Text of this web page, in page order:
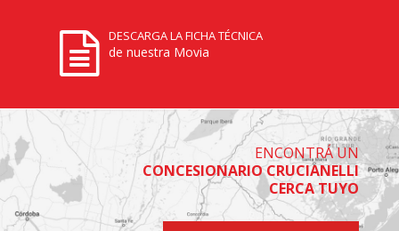
DESCARGA LA FICHA TÉCNICA
de nuestra Movia
ENCONTRÁ UN
CONCESIONARIO CRUCIANELLI
CERCA TUYO